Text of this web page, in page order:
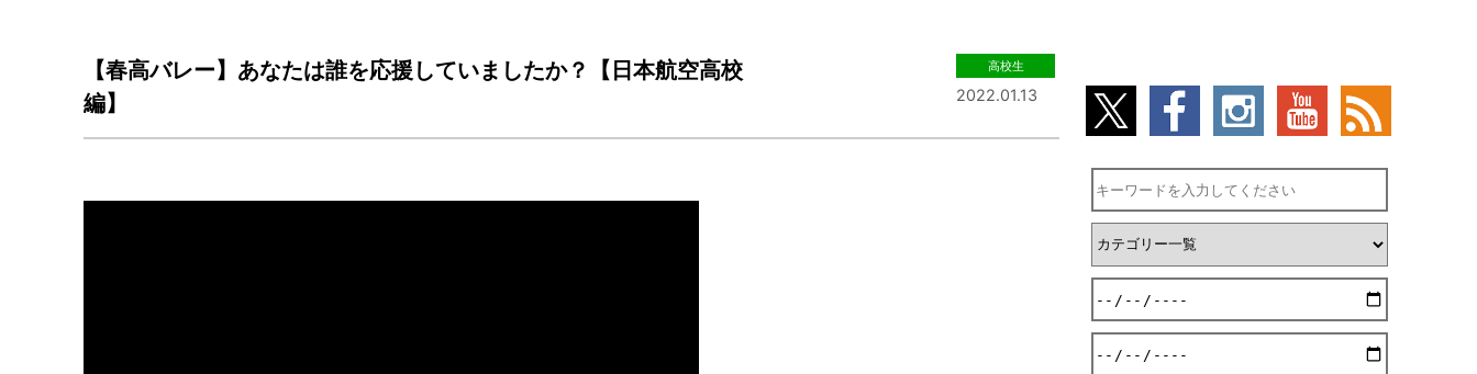
【春高バレー】あなたは誰を応援していましたか？【日本航空高校
編】
高校生
2022.01.13